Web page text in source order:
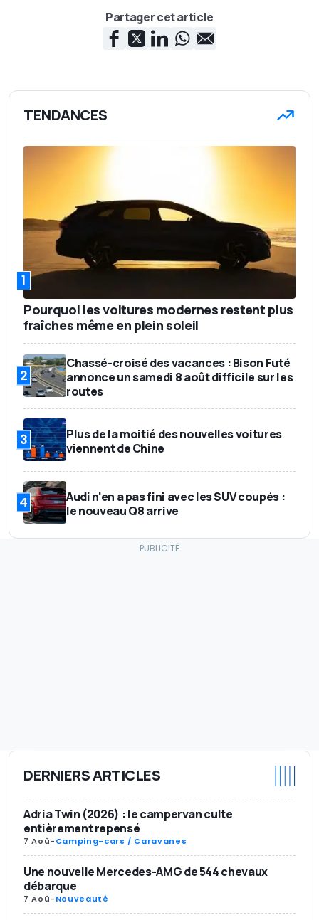
Partager cet article
TENDANCES
1
Pourquoi les voitures modernes restent plus
fraîches même en plein soleil
2
Chassé-croisé des vacances : Bison Futé
annonce un samedi 8 août difficile sur les
routes
3
Plus de la moitié des nouvelles voitures
viennent de Chine
4
Audi n'en a pas fini avec les SUV coupés :
le nouveau Q8 arrive
DERNIERS ARTICLES
Adria Twin (2026) : le campervan culte
entièrement repensé
7 Aoû-Camping-cars / Caravanes
Une nouvelle Mercedes-AMG de 544 chevaux
débarque
7 Aoû-Nouveauté